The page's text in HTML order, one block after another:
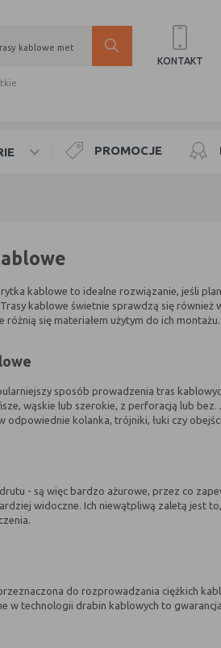
kablowe metalowe
KONTAKT
PROMOCJE
kablowe to idealne rozwiązanie, jeśli
kablowe świetnie sprawdzą się również
się materiałem użytym do ich montażu.
sposób prowadzenia tras
wąskie lub szerokie, z perforacją lub
odpowiednie kolanka, trójniki, łuki czy
- są więc bardzo ażurowe, przez co
widoczne. Ich niewątpliwą zaletą jest
do rozprowadzania ciężkich
w technologii drabin kablowych to